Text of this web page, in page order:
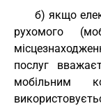
б) якщо
рухомого
послуг
мобільним